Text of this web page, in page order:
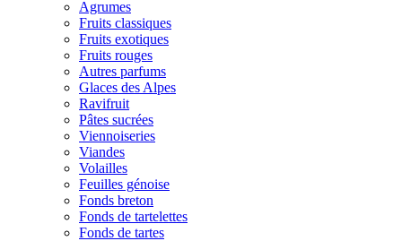
Agrumes
Fruits classiques
Fruits exotiques
Fruits rouges
Autres parfums
Glaces des Alpes
Ravifruit
Pâtes sucrées
Viennoiseries
Viandes
Volailles
Feuilles génoise
Fonds breton
Fonds de tartelettes
Fonds de tartes